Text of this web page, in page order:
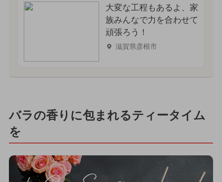
大変な工程もあるよ、家
族みんなで力を合わせて
頑張ろう！
滋賀県彦根市
バラの香りに包まれるティータイム
を